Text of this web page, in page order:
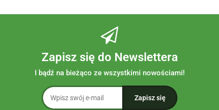
Zapisz się do Newslettera
I bądź na bieżąco ze wszystkimi nowościami!